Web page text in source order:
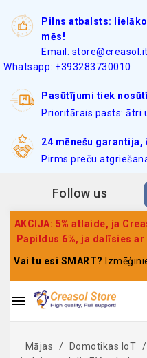
Pilns atbalsts:
mēs!
Email:
Whatsapp: +393283730010
Pasūtījumi tiek
Prioritārais pasts: ātri
24 mēnešu
Pirms preču
Follow us
AKCIJA: 5% atlaide, ja
Papildus 6%, ja dalīsies
Vai tu esi SMART?

Mājas Domotikas IoT